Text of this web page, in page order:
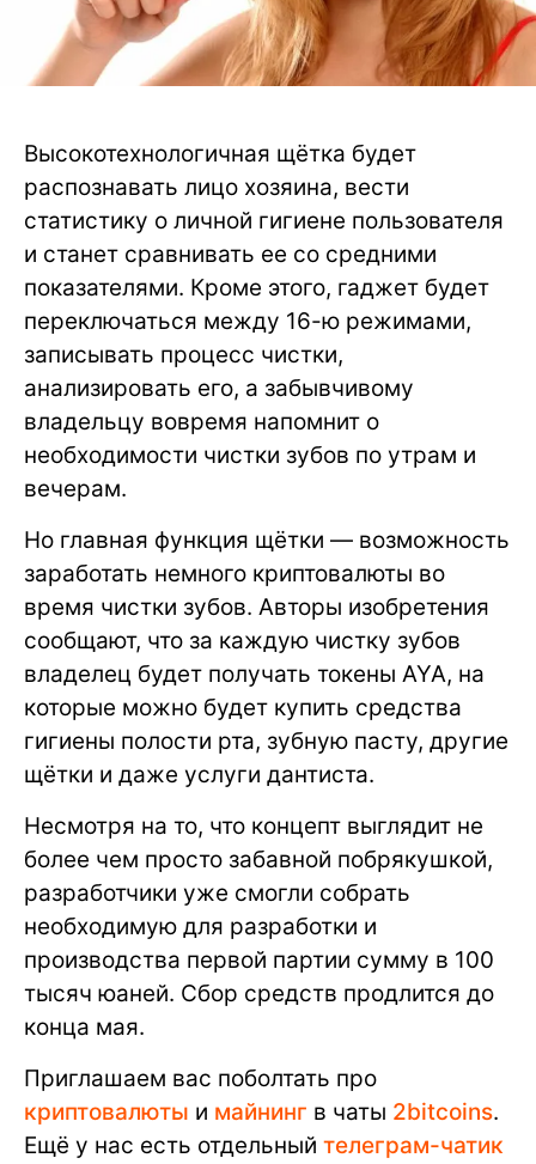
Высокотехнологичная щётка будет
распознавать лицо хозяина, вести
статистику о личной гигиене пользователя
и станет сравнивать ее со средними
показателями. Кроме этого, гаджет будет
переключаться между 16-ю режимами,
записывать процесс чистки,
анализировать его, а забывчивому
владельцу вовремя напомнит о
необходимости чистки зубов по утрам и
вечерам.
Но главная функция щётки — возможность
заработать немного криптовалюты во
время чистки зубов. Авторы изобретения
сообщают, что за каждую чистку зубов
владелец будет получать токены AYA, на
которые можно будет купить средства
гигиены полости рта, зубную пасту, другие
щётки и даже услуги дантиста.
Несмотря на то, что концепт выглядит не
более чем просто забавной побрякушкой,
разработчики уже смогли собрать
необходимую для разработки и
производства первой партии сумму в 100
тысяч юаней. Сбор средств продлится до
конца мая.
Приглашаем вас поболтать про
криптовалюты и майнинг в чаты 2bitcoins.
Ещё у нас есть отдельный телеграм-чатик